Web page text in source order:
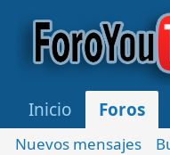
Inicio Foros
Nuevos mensajes